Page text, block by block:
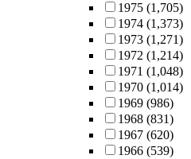
1975 (1,705)
1974 (1,373)
1973 (1,271)
1972 (1,214)
1971 (1,048)
1970 (1,014)
1969 (986)
1968 (831)
1967 (620)
1966 (539)